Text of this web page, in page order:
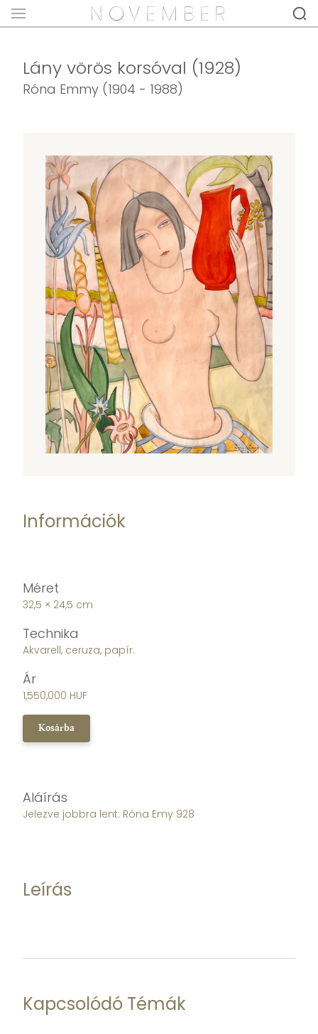
Lány vörös korsóval (1928)
Róna Emmy (1904 - 1988)
Információk
Méret
32,5 × 24,5 cm
Technika
Akvarell, ceruza, papír.
Ár
1,550,000 HUF
Kosárba
Aláírás
Jelezve jobbra lent: Róna Emy 928
Leírás
Kapcsolódó Témák